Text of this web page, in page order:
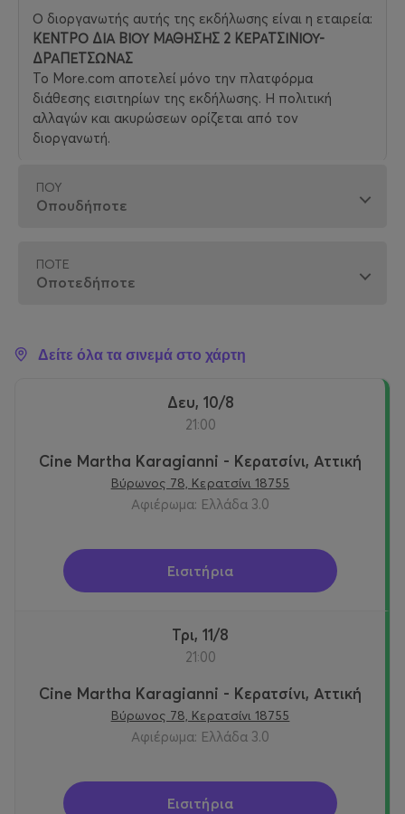
Ο διοργανωτής αυτής της εκδήλωσης είναι η εταιρεία:
ΚΕΝΤΡΟ ΔΙΑ ΒΙΟΥ ΜΑΘΗΣΗΣ 2 ΚΕΡΑΤΣΙΝΙΟΥ-
ΔΡΑΠΕΤΣΩΝΑΣ
Το More.com αποτελεί μόνο την πλατφόρμα
διάθεσης εισιτηρίων της εκδήλωσης. Η πολιτική
αλλαγών και ακυρώσεων ορίζεται από τον
διοργανωτή.
ΠΟΎ
ΠΌΤΕ
Δείτε όλα τα σινεμά στο χάρτη
Δευ, 10/8
21:00
Cine Martha Karagianni - Κερατσίνι, Αττική
Βύρωνος 78, Κερατσίνι 18755
Αφιέρωμα: Ελλάδα 3.0
Εισιτήρια
Τρι, 11/8
21:00
Cine Martha Karagianni - Κερατσίνι, Αττική
Βύρωνος 78, Κερατσίνι 18755
Αφιέρωμα: Ελλάδα 3.0
Εισιτήρια